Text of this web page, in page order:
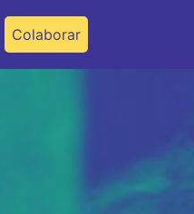
Colaborar